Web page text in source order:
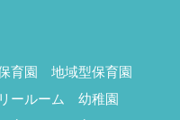
育園
地域型保育園
ールーム
幼稚園